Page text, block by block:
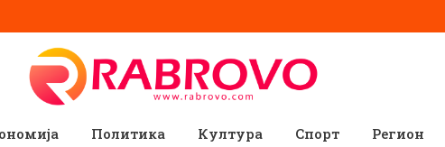
Политика Култура Спорт Регион